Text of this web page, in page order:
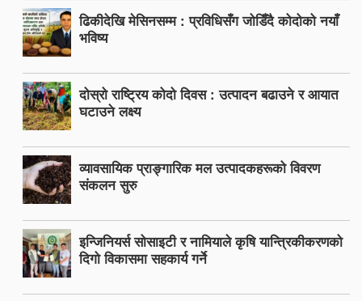
ढिकीदेखि मेसिनसम्म : प्रविधिसँग जोडिँदै कोदोको नयाँ
भविष्य
दोस्रो राष्ट्रिय कोदो दिवस : उत्पादन बढाउने र आयात
घटाउने लक्ष्य
व्यावसायिक प्राङ्गारिक मल उत्पादकहरूको विवरण
संकलन सुरु
इन्जिनियर्स सोसाइटी र नामियाले कृषि यान्त्रिकीकरणको
दिगो विकासमा सहकार्य गर्ने